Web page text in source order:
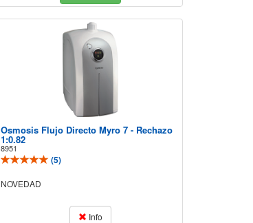
Osmosis Flujo Directo Myro 7 - Rechazo
1:0.82
8951
(5)
NOVEDAD
Info